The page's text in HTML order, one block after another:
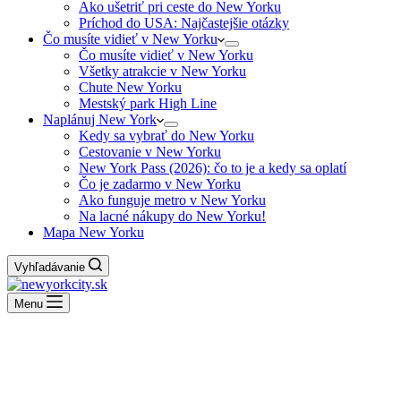
Ako ušetriť pri ceste do New Yorku
Príchod do USA: Najčastejšie otázky
Čo musíte vidieť v New Yorku
Čo musíte vidieť v New Yorku
Všetky atrakcie v New Yorku
Chute New Yorku
Mestský park High Line
Naplánuj New York
Kedy sa vybrať do New Yorku
Cestovanie v New Yorku
New York Pass (2026): čo to je a kedy sa oplatí
Čo je zadarmo v New Yorku
Ako funguje metro v New Yorku
Na lacné nákupy do New Yorku!
Mapa New Yorku
Vyhľadávanie
Menu